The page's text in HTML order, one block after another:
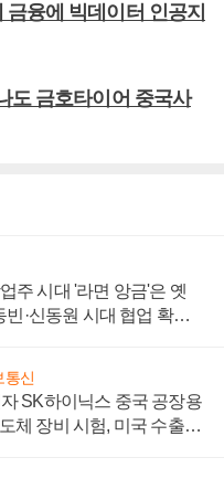
융에 빅데이터 인공지
도 금호타이어 중국사
주 시대 '라면 앙금'은 옛
빈·신동원 시대 협업 확대
통신
SK하이닉스 중국 공장용
체 장비 시험, 미국 수출통